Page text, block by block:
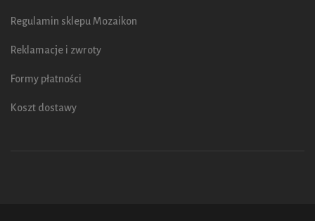
Regulamin sklepu Mozaikon
Reklamacje i zwroty
Formy płatności
Koszt dostawy